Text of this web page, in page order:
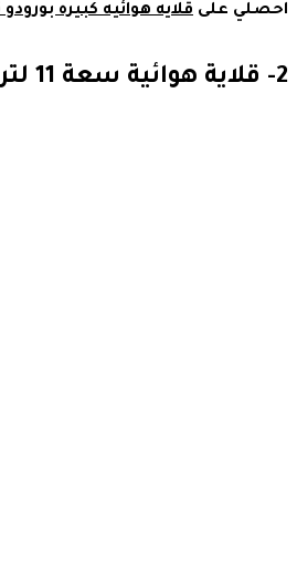
احصلي على قلايه هوائيه كبيره بورودو 6 لتر مع تطبيق ذكي
2- قلاية هوائية سعة 11 لتر Kenwood Air Fryer